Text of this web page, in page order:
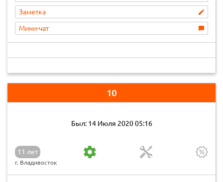
Заметка
Мини-чат
10
Был: 14 Июля 2020 05:16
11 лет
г. Владивосток